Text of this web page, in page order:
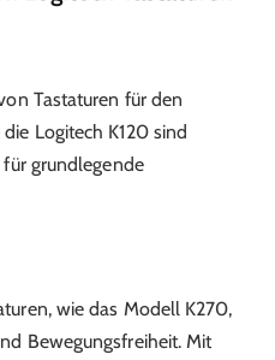
Tastaturen für den
Logitech K120 sind
grundlegende
wie das Modell K270,
Bewegungsfreiheit. Mit